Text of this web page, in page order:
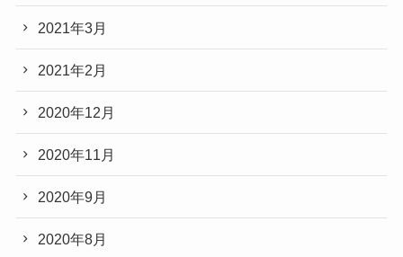
2021年3月
2021年2月
2020年12月
2020年11月
2020年9月
2020年8月